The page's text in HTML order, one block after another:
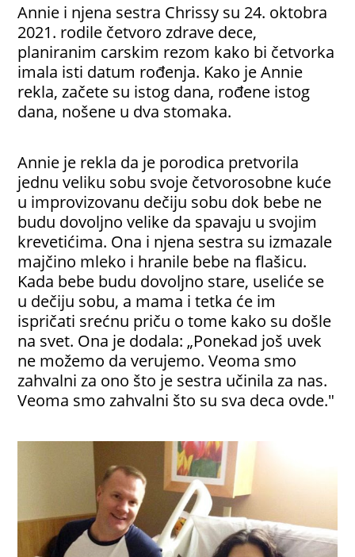
Annie i njena sestra Chrissy su 24. oktobra
2021. rodile četvoro zdrave dece,
planiranim carskim rezom kako bi četvorka
imala isti datum rođenja. Kako je Annie
rekla, začete su istog dana, rođene istog
dana, nošene u dva stomaka.
Annie je rekla da je porodica pretvorila
jednu veliku sobu svoje četvorosobne kuće
u improvizovanu dečiju sobu dok bebe ne
budu dovoljno velike da spavaju u svojim
krevetićima. Ona i njena sestra su izmazale
majčino mleko i hranile bebe na flašicu.
Kada bebe budu dovoljno stare, useliće se
u dečiju sobu, a mama i tetka će im
ispričati srećnu priču o tome kako su došle
na svet. Ona je dodala: „Ponekad još uvek
ne možemo da verujemo. Veoma smo
zahvalni za ono što je sestra učinila za nas.
Veoma smo zahvalni što su sva deca ovde."